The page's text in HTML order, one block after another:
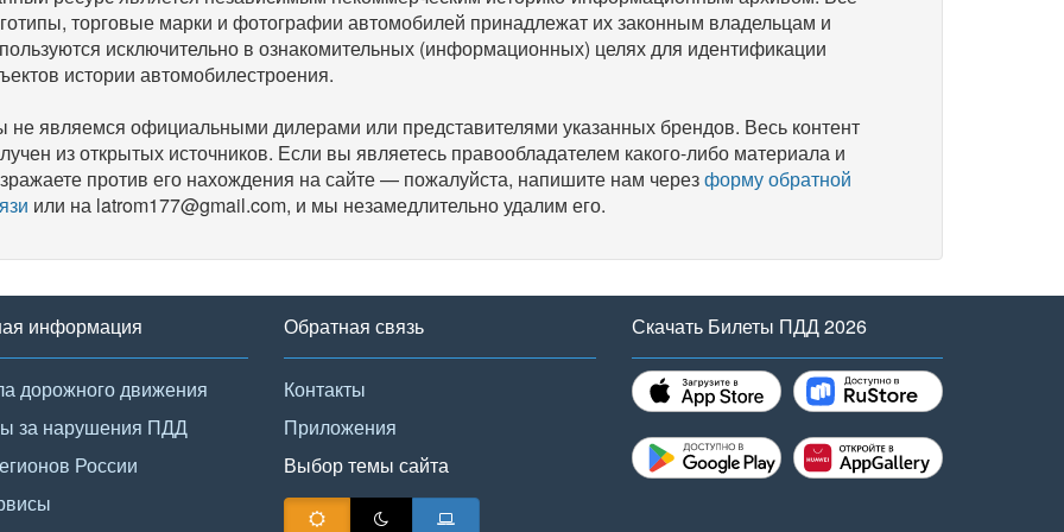
торговые марки и фотографии автомобилей принадлежат их законным владельцам и
исключительно в ознакомительных (информационных) целях для идентификации
истории автомобилестроения.
являемся официальными дилерами или представителями указанных брендов. Весь контент
из открытых источников. Если вы являетесь правообладателем какого-либо материала и
против его нахождения на сайте — пожалуйста, напишите нам черезформу обратной
или на latrom177@gmail.com, и мы незамедлительно удалим его.
информация
дорожного движения
за нарушения ПДД
России
Обратная связь
Контакты
Приложения
Выбор темы сайта
Скачать Билеты ПДД 2026